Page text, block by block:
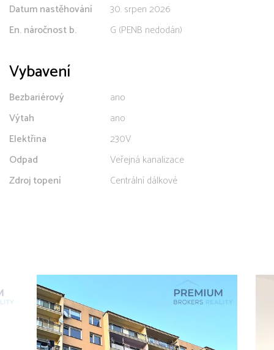
Datum nastěhování
30. srpen 2026
En. náročnost b.
G (PENB nedodán)
Vybavení
Bezbariérový
ano
Výtah
ano
Elektřina
230V
Odpad
Veřejná kanalizace
Zdroj topení
Centrální dálkové